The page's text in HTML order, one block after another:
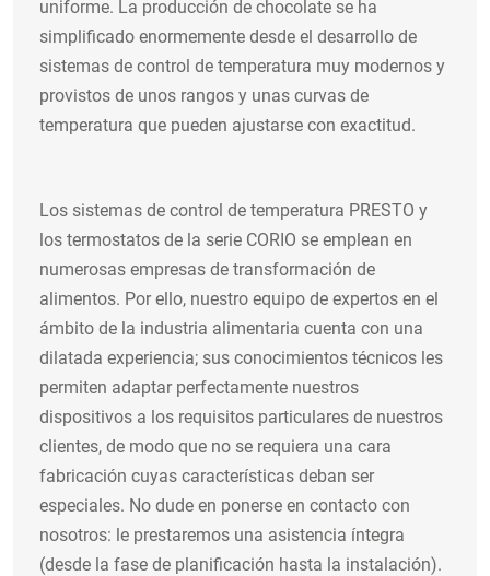
uniforme. La producción de chocolate se ha
simplificado enormemente desde el desarrollo de
sistemas de control de temperatura muy modernos y
provistos de unos rangos y unas curvas de
temperatura que pueden ajustarse con exactitud.
Los sistemas de control de temperatura PRESTO y
los termostatos de la serie CORIO se emplean en
numerosas empresas de transformación de
alimentos. Por ello, nuestro equipo de expertos en el
ámbito de la industria alimentaria cuenta con una
dilatada experiencia; sus conocimientos técnicos les
permiten adaptar perfectamente nuestros
dispositivos a los requisitos particulares de nuestros
clientes, de modo que no se requiera una cara
fabricación cuyas características deban ser
especiales. No dude en ponerse en contacto con
nosotros: le prestaremos una asistencia íntegra
(desde la fase de planificación hasta la instalación).